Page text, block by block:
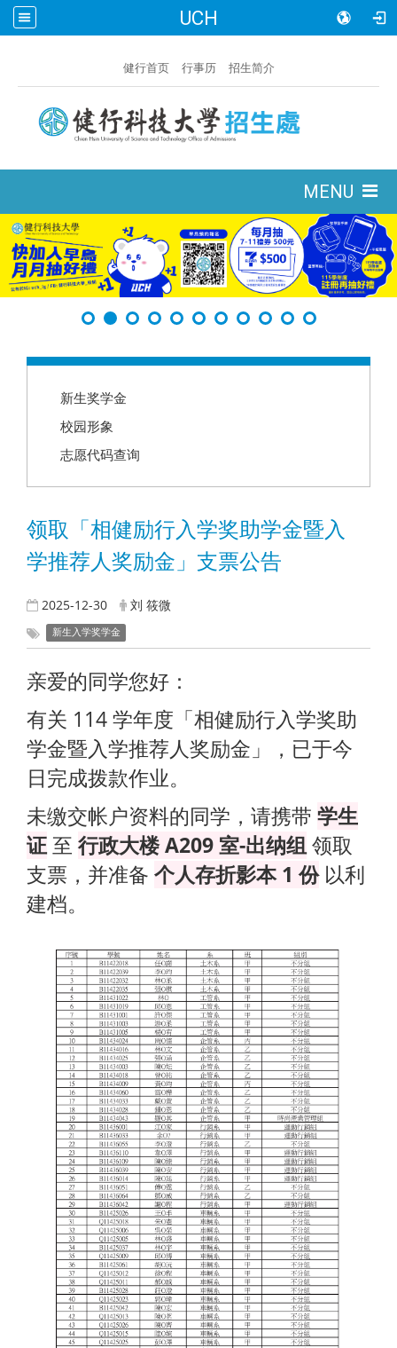
UCH
健行首页 行事历 招生简介
MENU
新生奖学金
校园形象
志愿代码查询
领取「相健励行入学奖助学金暨入
学推荐人奖励金」支票公告
2025-12-30 刘 筱微
新生入学奖学金
亲爱的同学您好：
有关 114 学年度「相健励行入学奖助
学金暨入学推荐人奖励金」，已于今
日完成拨款作业。
未缴交帐户资料的同学，请携带 学生
证至 行政大楼 A209 室-出纳组领取
支票，并准备 个人存折影本 1 份以利
建档。